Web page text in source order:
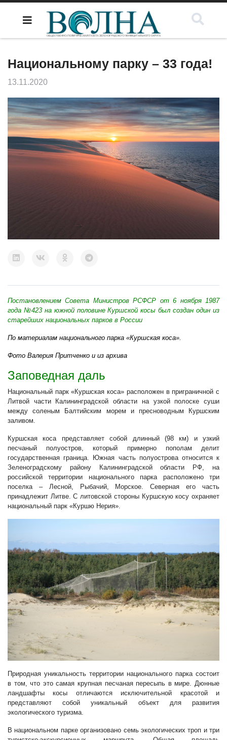
Национальному парку – 33 года!
13.11.2020
Постановлением Совета Министров РСФСР от 6 ноября 1987
года №423 на южной половине Куршской косы был создан один из
старейших национальных парков в России
По материалам национального парка «Куршская коса».
Фото Валерия Притченко и из архива
Заповедная даль
Национальный парк «Куршская коса» расположен в приграничной с
Литвой части Калининградской области на узкой полоске суши
между соленым Балтийским морем и пресноводным Куршским
заливом.
Куршская коса представляет собой длинный (98 км) и узкий
песчаный полуостров, который примерно пополам делит
государственная граница. Южная часть полуострова относится к
Зеленоградскому району Калининградской области РФ, на
российской территории национального парка расположено три
поселка – Лесной, Рыбачий, Морское. Северная его часть
принадлежит Литве. С литовской стороны Куршскую косу охраняет
национальный парк «Куршю Нерия».
Природная уникальность территории национального парка состоит
в том, что это самая крупная песчаная пересыпь в мире. Дюнные
ландшафты косы отличаются исключительной красотой и
представляют собой уникальный объект для развития
экологического туризма.
В национальном парке организовано семь экологических троп и три